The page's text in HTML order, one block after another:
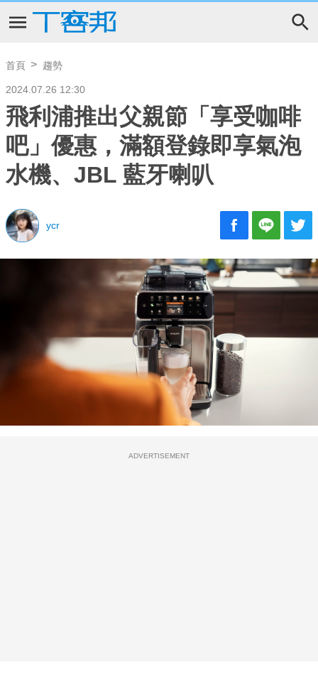
首頁 趨勢
2024.07.26 12:30
飛利浦推出父親節「享受咖啡
吧」優惠，滿額登錄即享氣泡
水機、JBL 藍牙喇叭
ycr
ADVERTISEMENT